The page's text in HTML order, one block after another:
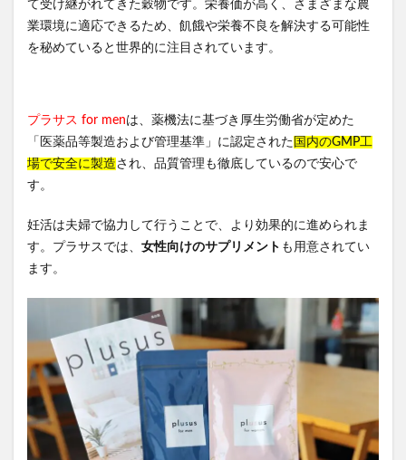
て受け継がれてきた穀物です。栄養価が高く、さまざまな農
業環境に適応できるため、飢餓や栄養不良を解決する可能性
を秘めていると世界的に注目されています。
プラサス for menは、薬機法に基づき厚生労働省が定めた
「医薬品等製造および管理基準」に認定された 国内のGMP工
場で安全に製造され、品質管理も徹底しているので安心で
す。
妊活は夫婦で協力して行うことで、より効果的に進められま
す。プラサスでは、 女性向けのサプリメント も用意されてい
ます。